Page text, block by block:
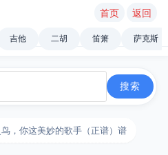
首页 返回
吉他 二胡 笛箫 萨克斯
，你这美妙的歌手（正谱）谱